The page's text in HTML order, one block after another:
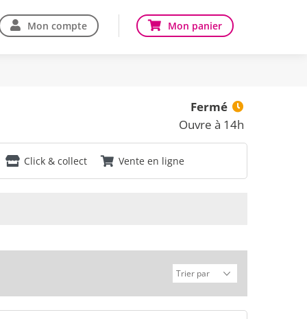
Mon compte Mon panier
Fermé
Ouvre à 14h
Click & collect Vente en ligne